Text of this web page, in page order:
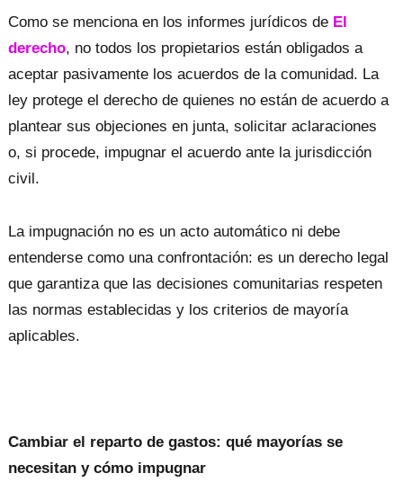
Como se menciona en los informes jurídicos de El
derecho, no todos los propietarios están obligados a
aceptar pasivamente los acuerdos de la comunidad. La
ley protege el derecho de quienes no están de acuerdo a
plantear sus objeciones en junta, solicitar aclaraciones
o, si procede, impugnar el acuerdo ante la jurisdicción
civil.
La impugnación no es un acto automático ni debe
entenderse como una confrontación: es un derecho legal
que garantiza que las decisiones comunitarias respeten
las normas establecidas y los criterios de mayoría
aplicables.
Cambiar el reparto de gastos: qué mayorías se
necesitan y cómo impugnar